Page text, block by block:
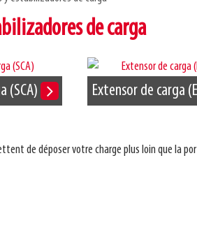
de carga
(SCA) Extensor de carga
de déposer votre charge plus loin que la